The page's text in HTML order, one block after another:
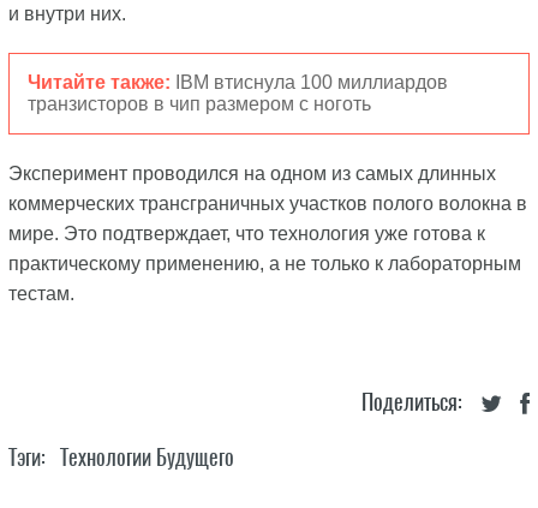
и внутри них.
Читайте также:
IBM втиснула 100 миллиардов
транзисторов в чип размером с ноготь
Эксперимент проводился на одном из самых длинных
коммерческих трансграничных участков полого волокна в
мире. Это подтверждает, что технология уже готова к
практическому применению, а не только к лабораторным
тестам.
Поделиться:
Тэги: Технологии Будущего